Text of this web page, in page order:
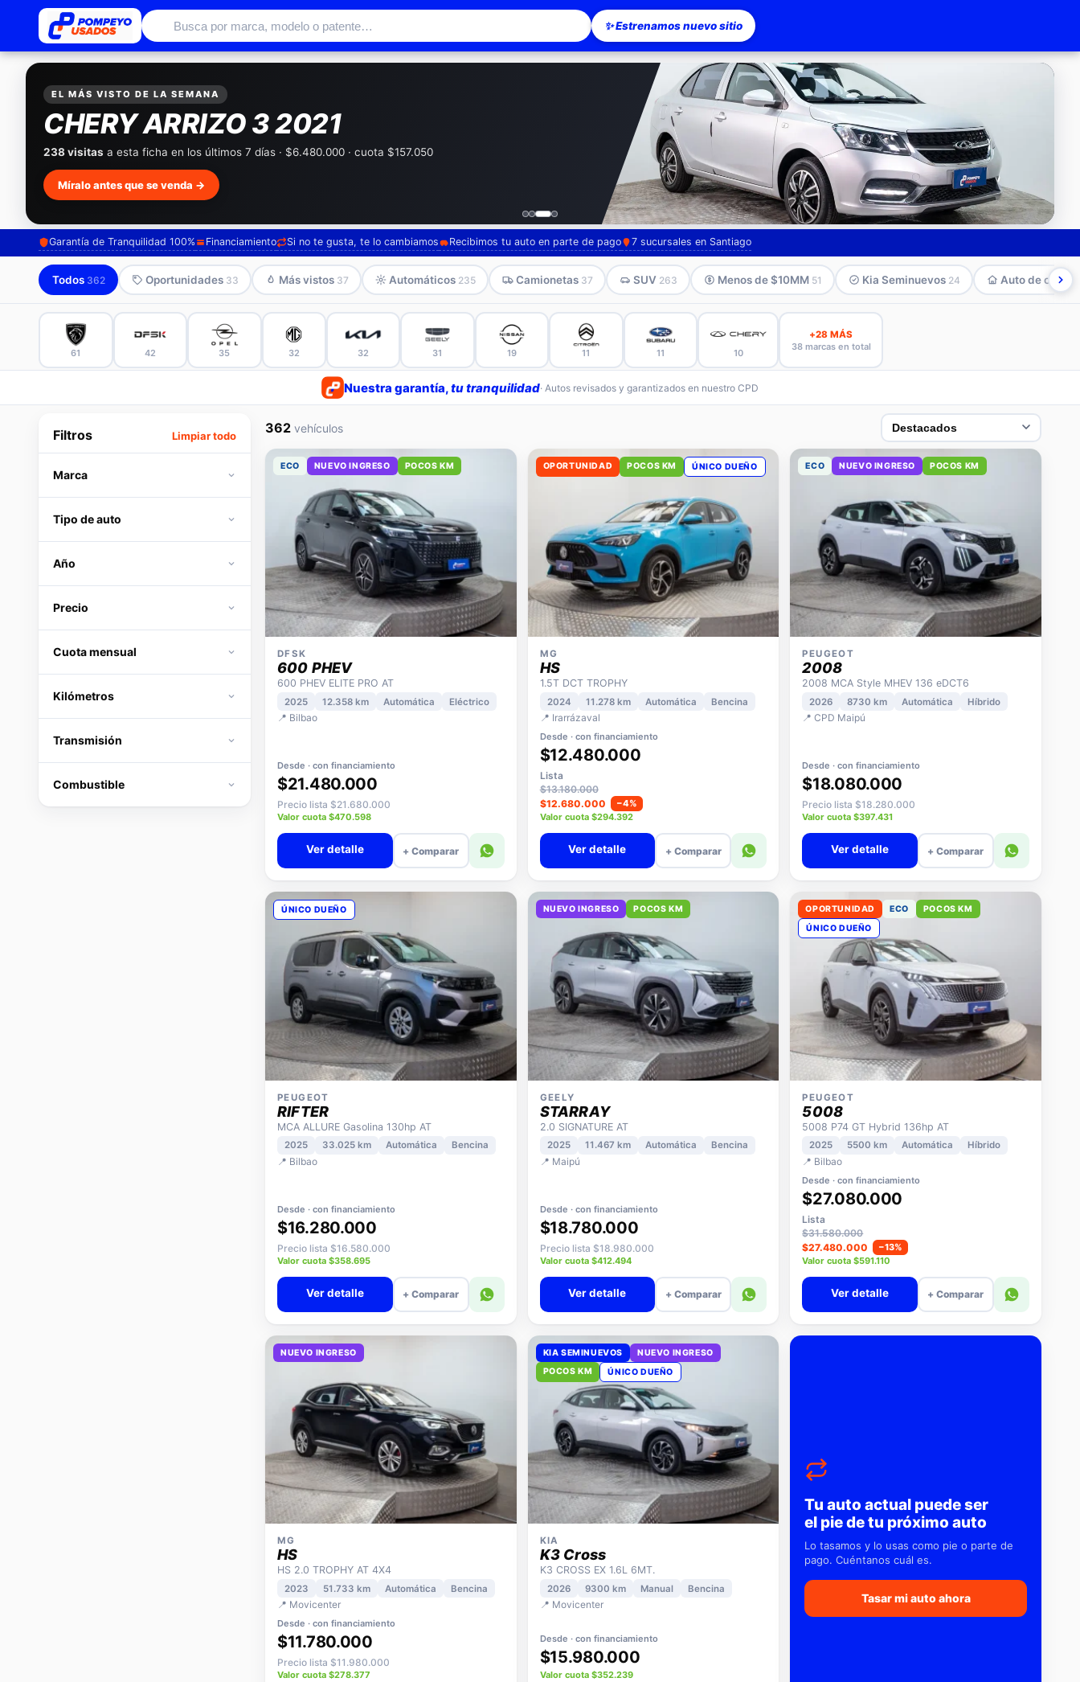
✨ Estrenamos nuevo sitio
Autos usados con garantía de concesionario en Santiago — Pompeyo Carrasco
EL MÁS VISTO DE LA SEMANA
CHERY ARRIZO 3 2021
238 visitas a esta ficha en los últimos 7 días · $6.480.000 · cuota $157.050
Míralo antes que se venda →
Garantía de Tranquilidad 100% Financiamiento Si no te gusta, te lo cambiamos Recibimos tu auto en parte de pago 7 sucursales en Santiago
Todos 362 Oportunidades 33 Más vistos 37 Automáticos 235 Camionetas 37 SUV 263 Menos de $10MM 51 Kia Seminuevos 24 Auto de
61 42 35 32 32 31 19 11 11 10
+28 MÁS
38 marcas en total
Nuestra garantía,tu tranquilidad· Autos revisados y garantizados en nuestro CPD
Filtros Limpiar todo
Marca
Tipo de auto
Año
Precio
Cuota mensual
Kilómetros
Transmisión
Combustible
362 vehículos
ECO NUEVO INGRESO POCOS KM
DFSK
600 PHEV
600 PHEV ELITE PRO AT
2025 12.358 km Automática Eléctrico
📍 Bilbao
Desde · con financiamiento
$21.480.000
Precio lista $21.680.000
Valor cuota $470.598
Ver detalle + Comparar
OPORTUNIDAD POCOS KM ÚNICO DUEÑO
MG
HS
1.5T DCT TROPHY
2024 11.278 km Automática Bencina
📍 Irarrázaval
Desde · con financiamiento
$12.480.000
Lista
$13.180.000
$12.680.000
−4%
Valor cuota $294.392
Ver detalle + Comparar
ECO NUEVO INGRESO POCOS KM
PEUGEOT
2008
2008 MCA Style MHEV 136 eDCT6
2026 8730 km Automática Híbrido
📍 CPD Maipú
Desde · con financiamiento
$18.080.000
Precio lista $18.280.000
Valor cuota $397.431
Ver detalle + Comparar
ÚNICO DUEÑO
PEUGEOT
RIFTER
MCA ALLURE Gasolina 130hp AT
2025 33.025 km Automática Bencina
📍 Bilbao
Desde · con financiamiento
$16.280.000
Precio lista $16.580.000
Valor cuota $358.695
Ver detalle + Comparar
NUEVO INGRESO POCOS KM
GEELY
STARRAY
2.0 SIGNATURE AT
2025 11.467 km Automática Bencina
📍 Maipú
Desde · con financiamiento
$18.780.000
Precio lista $18.980.000
Valor cuota $412.494
Ver detalle + Comparar
OPORTUNIDAD ECO
POCOS KM
ÚNICO DUEÑO
PEUGEOT
5008
5008 P74 GT Hybrid 136hp AT
2025 5500 km Automática Híbrido
📍 Bilbao
Desde · con financiamiento
$27.080.000
Lista
$31.580.000
$27.480.000
−13%
Valor cuota $591.110
Ver detalle + Comparar
NUEVO INGRESO
MG
HS
HS 2.0 TROPHY AT 4X4
2023 51.733 km Automática Bencina
📍 Movicenter
Desde · con financiamiento
$11.780.000
Precio lista $11.980.000
Valor cuota $278.377
KIA SEMINUEVOS
NUEVO INGRESO
POCOS KM
ÚNICO DUEÑO
KIA
K3 Cross
K3 CROSS EX 1.6L 6MT.
2026 9300 km Manual Bencina
📍 Movicenter
Desde · con financiamiento
$15.980.000
Valor cuota $352.239
Tu auto actual puede ser
el pie de tu próximo auto
Lo tasamos y lo usas como pie o parte de
pago. Cuéntanos cuál es.
Tasar mi auto ahora